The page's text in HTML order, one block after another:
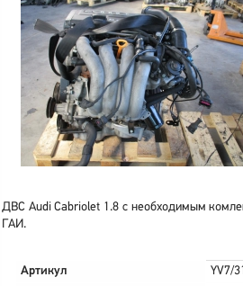
ДВС Audi Cabriolet 1.8 с необходимым
ГАИ.
Артикул
YV7/